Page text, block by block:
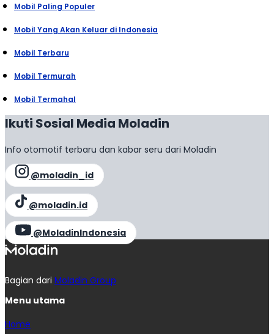
Mobil Paling Populer
Mobil Yang Akan Keluar di Indonesia
Mobil Terbaru
Mobil Termurah
Mobil Termahal
Ikuti Sosial Media Moladin
Info otomotif terbaru dan kabar seru dari Moladin
@moladin_id
@moladin.id
@MoladinIndonesia
Bagian dari Moladin Group
Menu utama
Home